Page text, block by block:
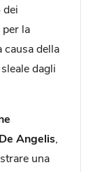
dei
la
causa della
dagli
Angelis
una